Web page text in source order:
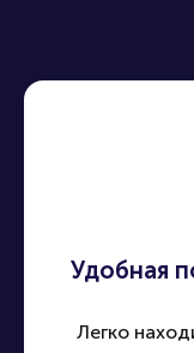
Удобная
Легко